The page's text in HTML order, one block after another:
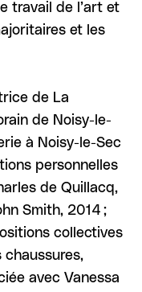
travail de l’art et
et les
de La
de Noisy-le-
à Noisy-le-Sec
personnelles
de Quillacq,
Smith, 2014 ;
collectives
chaussures,
avec Vanessa